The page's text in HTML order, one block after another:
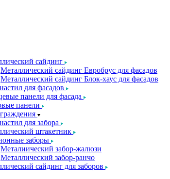
сайдинг
Металлический сайдинг Евробрус для фасадов
Металлический сайдинг Блок-хаус для фасадов
для фасадов
панели для фасада
панели
для забора
штакетник
заборы
Металиический забор-жалюзи
Металлический забор-ранчо
сайдинг для заборов